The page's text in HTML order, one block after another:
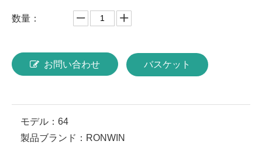
数量：
お問い合わせ バスケット
モデル： 64
製品ブランド： RONWIN